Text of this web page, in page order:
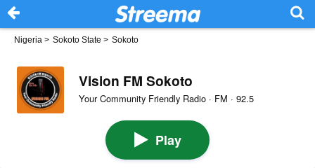
Nigeria > Sokoto State > Sokoto
Vision FM Sokoto
Your Community Friendly Radio · FM · 92.5
Play